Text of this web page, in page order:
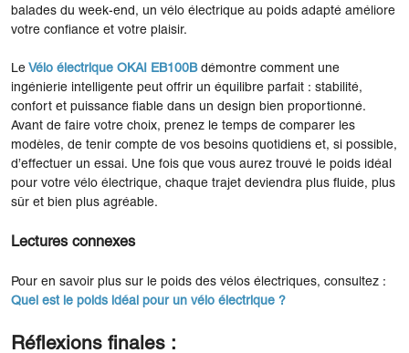
balades du week-end, un vélo électrique au poids adapté améliore
votre confiance et votre plaisir.
Le Vélo électrique OKAI EB100Bdémontre comment une
ingénierie intelligente peut offrir un équilibre parfait : stabilité,
confort et puissance fiable dans un design bien proportionné.
Avant de faire votre choix, prenez le temps de comparer les
modèles, de tenir compte de vos besoins quotidiens et, si possible,
d’effectuer un essai. Une fois que vous aurez trouvé le poids idéal
pour votre vélo électrique, chaque trajet deviendra plus fluide, plus
sûr et bien plus agréable.
Lectures connexes
Pour en savoir plus sur le poids des vélos électriques, consultez :
Quel est le poids idéal pour un vélo électrique ?
Réflexions finales :